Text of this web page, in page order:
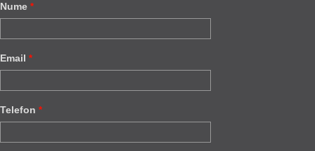
Nume *
Email *
Telefon *